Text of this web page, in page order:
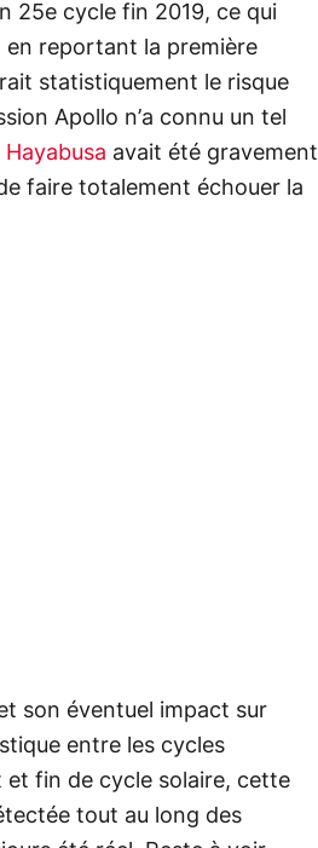
25e cycle fin 2019, ce qui
en reportant la première
statistiquement le risque
Apollo n’a connu un tel
Hayabusa avait été gravement
faire totalement échouer la
son éventuel impact sur
entre les cycles
et fin de cycle solaire, cette
tout au long des